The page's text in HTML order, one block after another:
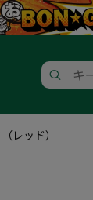
レッド）